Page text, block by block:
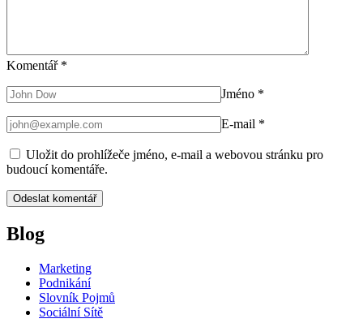
Komentář *
Jméno *
E-mail *
Uložit do prohlížeče jméno, e-mail a webovou stránku pro
budoucí komentáře.
Blog
Marketing
Podnikání
Slovník Pojmů
Sociální Sítě